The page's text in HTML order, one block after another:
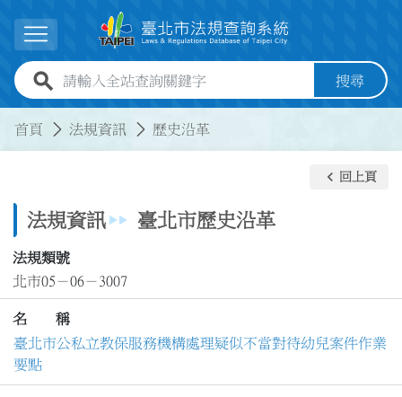
展開選單
全站查詢關鍵字欄位 搜尋
首頁 法規資訊 歷史沿革
法規資訊 臺北市歷史沿革
keyboard_arrow_left 回上頁
法規類號
北市05－06－3007
名 稱
臺北市公私立教保服務機構處理疑似不當對待幼兒案件作業
要點